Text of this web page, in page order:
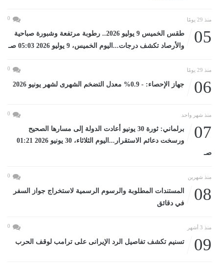
منذ 29 يومًا 0
05
طقس الخميس 9 يوليو 2026.. رطوبة مرتفعة وشبورة صباحية
والأرصاد تكشف درجات...اليوم الخميس، 9 يوليو 2026 05:03 صـ
منذ 29 يومًا 0
06 جهاز الإحصاء: - 0.9% معدل التضخم الشهرى لشهر يونيو 2026
منذ شهر واحد 0
07
برلماني: ثورة 30 يونيو أعادت الدولة إلى مسارها الصحيح
ورسخت دعائم الاستقرار...اليوم الثلاثاء، 30 يونيو 2026 01:21
صـ
منذ شهرين 0
08
المستندات المطلوبة والرسوم الرسمية لاستخراج جواز السفر
في دقائق
منذ 3 أشهر 0
09 تسنيم تكشف تفاصيل الرد الإيرانى على ترامب لوقف الحرب